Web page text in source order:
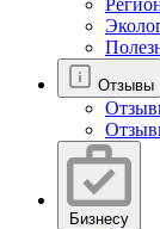
Отзывы
Бизнесу